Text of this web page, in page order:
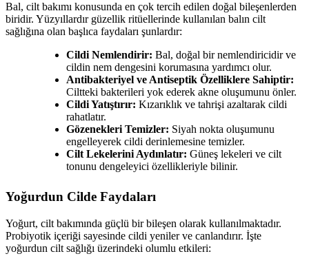
Bal, cilt bakımı konusunda en çok tercih edilen doğal bileşenlerden
biridir. Yüzyıllardır güzellik ritüellerinde kullanılan balın cilt
sağlığına olan başlıca faydaları şunlardır:
Cildi Nemlendirir: Bal, doğal bir nemlendiricidir ve
cildin nem dengesini korumasına yardımcı olur.
Antibakteriyel ve Antiseptik Özelliklere Sahiptir:
Ciltteki bakterileri yok ederek akne oluşumunu önler.
Cildi Yatıştırır: Kızarıklık ve tahrişi azaltarak cildi
rahatlatır.
Gözenekleri Temizler: Siyah nokta oluşumunu
engelleyerek cildi derinlemesine temizler.
Cilt Lekelerini Aydınlatır: Güneş lekeleri ve cilt
tonunu dengeleyici özellikleriyle bilinir.
Yoğurdun Cilde Faydaları
Yoğurt, cilt bakımında güçlü bir bileşen olarak kullanılmaktadır.
Probiyotik içeriği sayesinde cildi yeniler ve canlandırır. İşte
yoğurdun cilt sağlığı üzerindeki olumlu etkileri: